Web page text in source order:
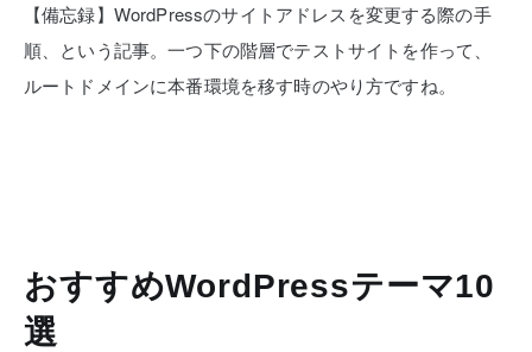
【備忘録】WordPressのサイトアドレスを変更する際の手
順、という記事。一つ下の階層でテストサイトを作って、
ルートドメインに本番環境を移す時のやり方ですね。
おすすめWordPressテーマ10
選